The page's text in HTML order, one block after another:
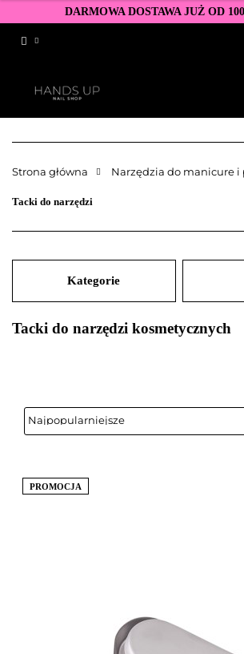
DARMOWA DOSTAWA JUŻ OD
Strona główna Narzędzia do manicure i
Tacki do narzędzi
Kategorie
Tacki do narzędzi kosmetycznych
PROMOCJA